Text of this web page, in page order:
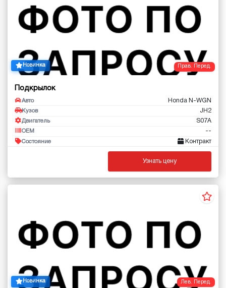
Прав. Перед.
Новинка
Подкрылок
Авто Honda N-WGN
Кузов JH2
Двигатель S07A
OEM --
Состояние Контракт
Узнать цену
Лев. Перед.
Новинка